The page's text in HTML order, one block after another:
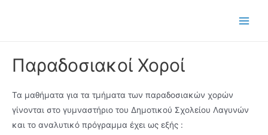
Παραδοσιακοί Χοροί
Τα μαθήματα για τα τμήματα των παραδοσιακών χορών
γίνονται στο γυμναστήριο του Δημοτικού Σχολείου Λαγυνών
και το αναλυτικό πρόγραμμα έχει ως εξής :